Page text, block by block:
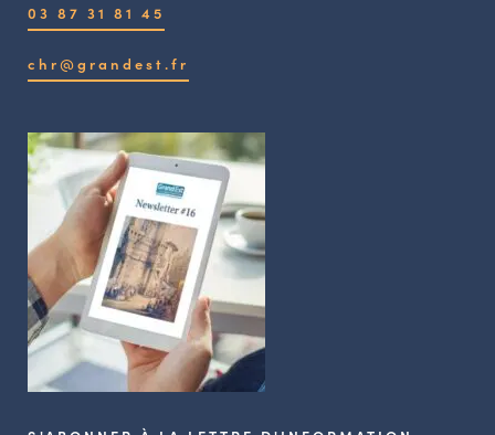
03 87 31 81 45
chr@grandest.fr